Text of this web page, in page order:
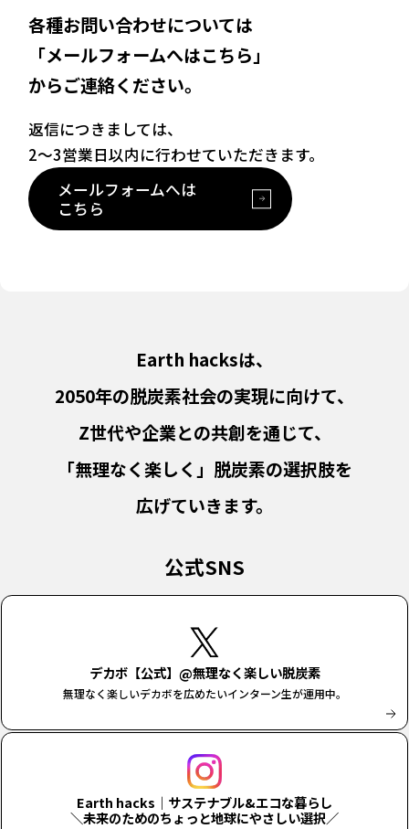
各種お問い合わせについては
「メールフォームへはこちら」
からご連絡ください。
返信につきましては、
2〜3営業日以内に行わせていただきます。
メールフォームへは
こちら
Earth hacksは、
2050年の脱炭素社会の実現に向けて、
Z世代や企業との共創を通じて、
「無理なく楽しく」脱炭素の選択肢を
広げていきます。
公式SNS
デカボ【公式】@無理なく楽しい脱炭素
無理なく楽しいデカボを広めたいインターン生が運用中。
Earth hacks｜サステナブル&エコな暮らし
＼未来のためのちょっと地球にやさしい選択／